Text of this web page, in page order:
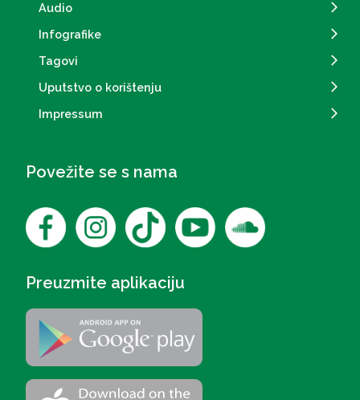
Audio
Infografike
Tagovi
Uputstvo o korištenju
Impressum
Povežite se s nama
Preuzmite aplikaciju